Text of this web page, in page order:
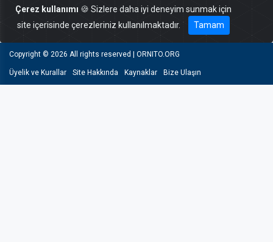
Çerez kullanımı 🍪 Sizlere daha iyi deneyim sunmak için
site içerisinde çerezleriniz kullanılmaktadır.
Tamam
Copyright © 2026 All rights reserved | ORNITO.ORG
Üyelik ve Kurallar Site Hakkında Kaynaklar Bize Ulaşın